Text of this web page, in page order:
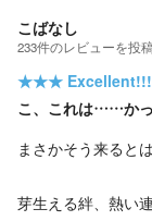
こばなし
233件のレビューを投稿
★★★ Excellent!!!
こ、これは……かっ
まさかそう来ると
芽生える絆、熱い